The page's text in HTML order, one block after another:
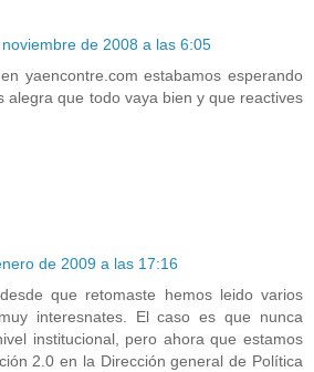
de 2008 a las 6:05
yaencontre.com estabamos esperando
alegra que todo vaya bien y que reactives
de 2009 a las 17:16
que retomaste hemos leido varios
interesnates. El caso es que nunca
institucional, pero ahora que estamos
2.0 en la Dirección general de Política